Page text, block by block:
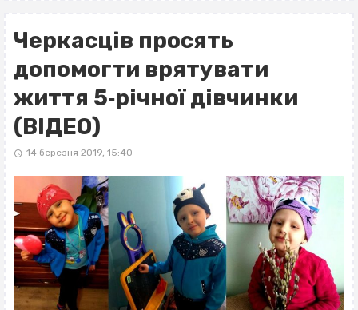
Черкасців просять
допомогти врятувати
життя 5‐річної дівчинки
(ВІДЕО)
14 березня 2019, 15:40